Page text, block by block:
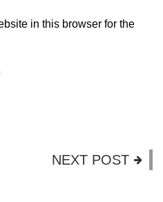
in this browser for the
NEXT POST